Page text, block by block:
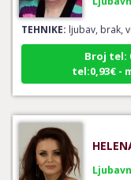
TEHNIKE:ljubav, brak,
Broj tel:
tel:0,93€ -